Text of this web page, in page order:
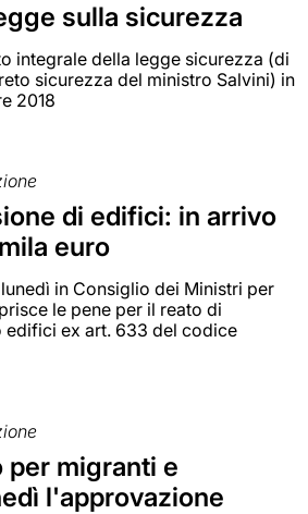
sulla sicurezza
integrale della legge sicurezza (di
sicurezza del ministro Salvini) in
2018
di edifici: in arrivo
euro
in Consiglio dei Ministri per
le pene per il reato di
edifici ex art. 633 del codice
per migranti e
l'approvazione